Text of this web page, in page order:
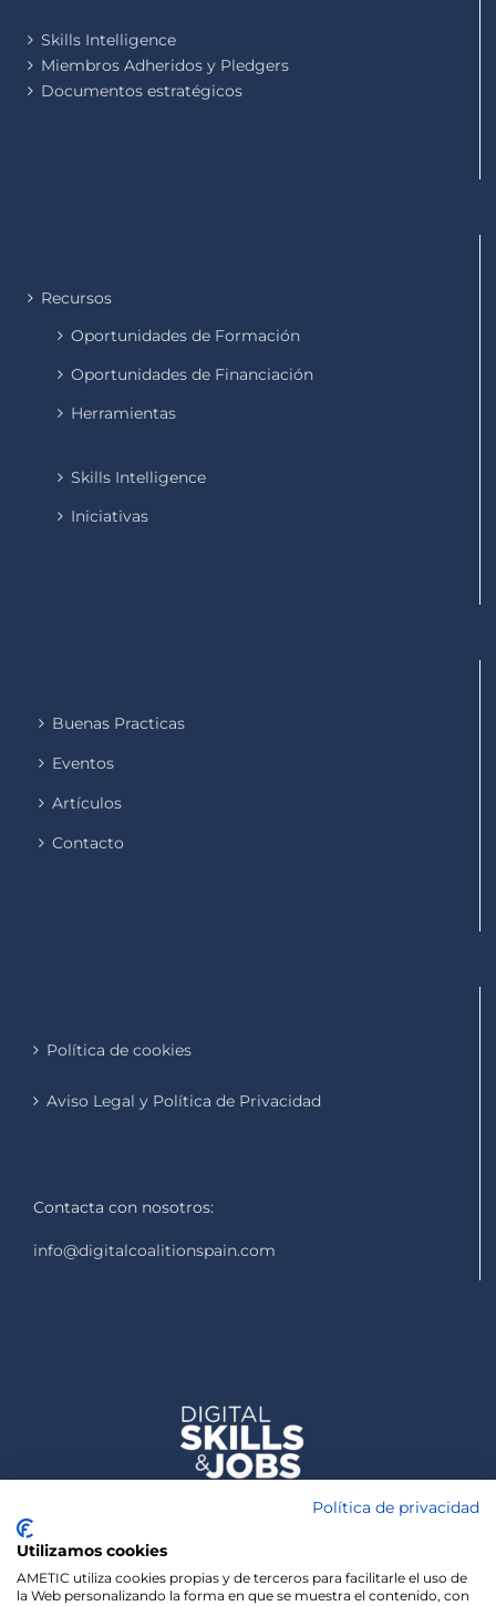
Skills Intelligence
Miembros Adheridos y Pledgers
Documentos estratégicos
Recursos
Oportunidades de Formación
Oportunidades de Financiación
Herramientas
Skills Intelligence
Iniciativas
Buenas Practicas
Eventos
Artículos
Contacto
Política de cookies
Aviso Legal y Política de Privacidad
Contacta con nosotros:
info@digitalcoalitionspain.com
Política de privacidad
Utilizamos cookies
AMETIC utiliza cookies propias y de terceros para facilitarle el uso de
la Web personalizando la forma en que se muestra el contenido, con